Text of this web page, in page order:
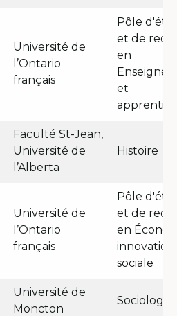
Université de
l’Ontario
français
Pôle
et de
en
et
Faculté St-Jean,
Université de
l’Alberta
Histoire
Université de
l’Ontario
français
Pôle
et de
en
innovation
sociale
Université de
Moncton
Sociologie